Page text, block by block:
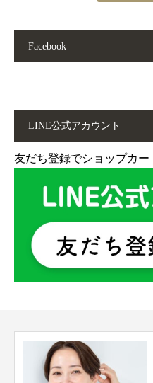
Facebook
LINE公式アカウント
友だち登録でショップカ